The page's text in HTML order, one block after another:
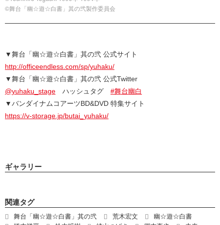
©舞台「幽☆遊☆白書」其の弐製作委員会
▼舞台「幽☆遊☆白書」其の弐 公式サイト
http://officeendless.com/sp/yuhaku/
▼舞台「幽☆遊☆白書」其の弐 公式Twitter
@yuhaku_stage ハッシュタグ #舞台幽白
▼バンダイナムコアーツBD&DVD 特集サイト
https://v-storage.jp/butai_yuhaku/
ギャラリー
関連タグ
舞台「幽☆遊☆白書」其の弐 荒木宏文
幽☆遊☆白書